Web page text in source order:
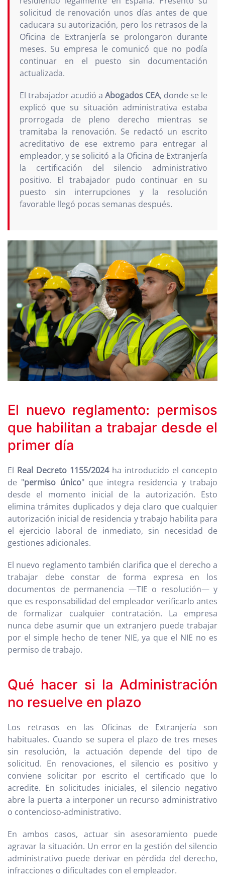
solicitud de renovación unos días antes de que
caducara su autorización, pero los retrasos de la
Oficina de Extranjería se prolongaron durante
meses. Su empresa le comunicó que no podía
continuar en el puesto sin documentación
actualizada.
El trabajador acudió a Abogados CEA, donde se le
explicó que su situación administrativa estaba
prorrogada de pleno derecho mientras se
tramitaba la renovación. Se redactó un escrito
acreditativo de ese extremo para entregar al
empleador, y se solicitó a la Oficina de Extranjería
la certificación del silencio administrativo
positivo. El trabajador pudo continuar en su
puesto sin interrupciones y la resolución
favorable llegó pocas semanas después.
El nuevo reglamento: permisos
que habilitan a trabajar desde el
primer día
El Real Decreto 1155/2024ha introducido el concepto
de "permiso único" que integra residencia y trabajo
desde el momento inicial de la autorización. Esto
elimina trámites duplicados y deja claro que cualquier
autorización inicial de residencia y trabajo habilita para
el ejercicio laboral de inmediato, sin necesidad de
gestiones adicionales.
El nuevo reglamento también clarifica que el derecho a
trabajar debe constar de forma expresa en los
documentos de permanencia —TIE o resolución— y
que es responsabilidad del empleador verificarlo antes
de formalizar cualquier contratación. La empresa
nunca debe asumir que un extranjero puede trabajar
por el simple hecho de tener NIE, ya que el NIE no es
permiso de trabajo.
Qué hacer si la Administración
no resuelve en plazo
Los retrasos en las Oficinas de Extranjería son
habituales. Cuando se supera el plazo de tres meses
sin resolución, la actuación depende del tipo de
solicitud. En renovaciones, el silencio es positivo y
conviene solicitar por escrito el certificado que lo
acredite. En solicitudes iniciales, el silencio negativo
abre la puerta a interponer un recurso administrativo
o contencioso-administrativo.
En ambos casos, actuar sin asesoramiento puede
agravar la situación. Un error en la gestión del silencio
administrativo puede derivar en pérdida del derecho,
infracciones o dificultades con el empleador.